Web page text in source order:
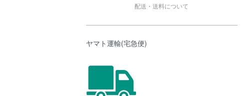
配送・送料について
ヤマト運輸(宅急便)